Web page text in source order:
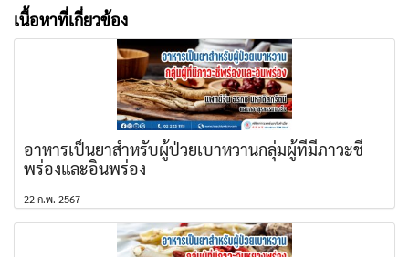
เนื้อหาที่เกี่ยวข้อง
อาหารเป็นยาสำหรับผู้ป่วยเบาหวานกลุ่มผู้ที่มีภาวะชี่
พร่องและอินพร่อง
22 ก.พ. 2567